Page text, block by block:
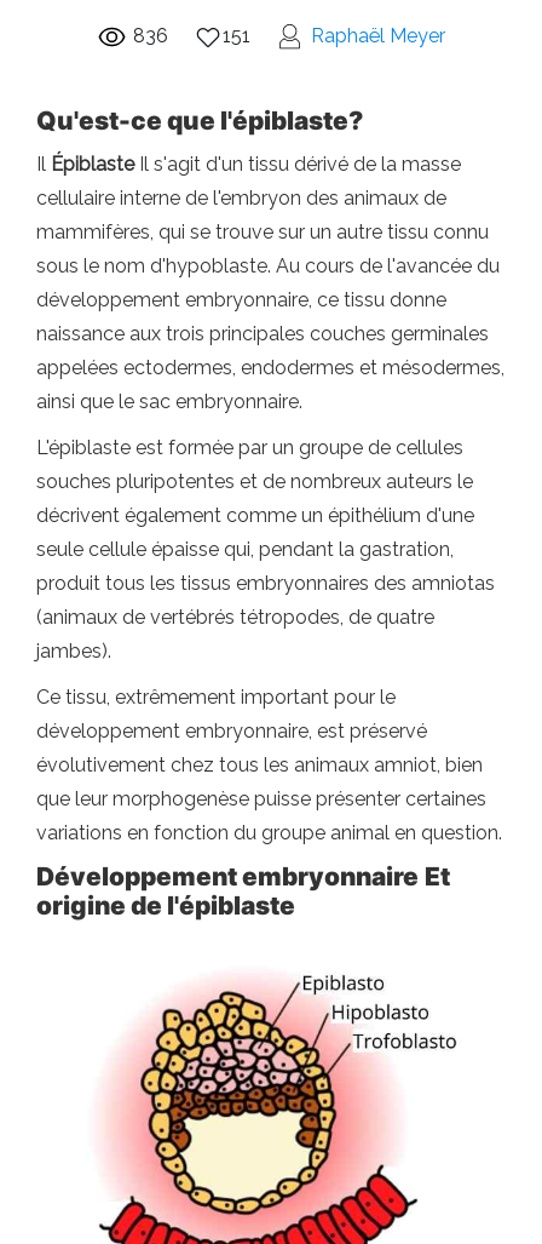
836 151 Raphaël Meyer
Qu'est-ce que l'épiblaste?
Il Épiblaste Il s'agit d'un tissu dérivé de la masse
cellulaire interne de l'embryon des animaux de
mammifères, qui se trouve sur un autre tissu connu
sous le nom d'hypoblaste. Au cours de l'avancée du
développement embryonnaire, ce tissu donne
naissance aux trois principales couches germinales
appelées ectodermes, endodermes et mésodermes,
ainsi que le sac embryonnaire.
L'épiblaste est formée par un groupe de cellules
souches pluripotentes et de nombreux auteurs le
décrivent également comme un épithélium d'une
seule cellule épaisse qui, pendant la gastration,
produit tous les tissus embryonnaires des amniotas
(animaux de vertébrés tétropodes, de quatre
jambes).
Ce tissu, extrêmement important pour le
développement embryonnaire, est préservé
évolutivement chez tous les animaux amniot, bien
que leur morphogenèse puisse présenter certaines
variations en fonction du groupe animal en question.
Développement embryonnaire Et
origine de l'épiblaste